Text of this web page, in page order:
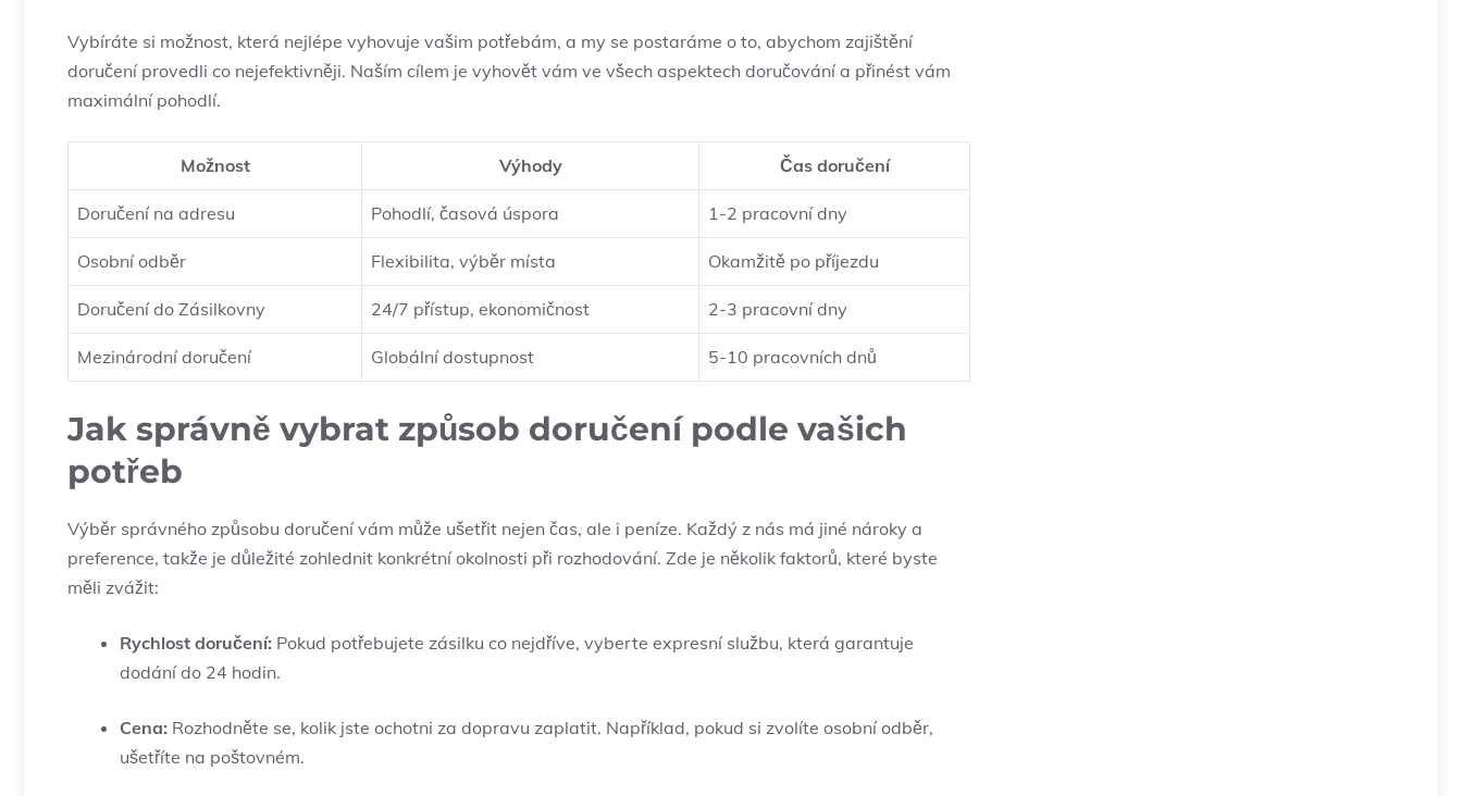
Vybíráte si možnost, která nejlépe vyhovuje vašim potřebám, a my se postaráme o to, abychom zajištění
doručení provedli co nejefektivněji. Naším cílem je vyhovět vám ve všech aspektech doručování a přinést vám
maximální pohodlí.
Možnost Výhody Čas doručení
Doručení na adresu Pohodlí, časová úspora 1-2 pracovní dny
Osobní odběr Flexibilita, výběr místa Okamžitě po příjezdu
Doručení do Zásilkovny 24/7 přístup, ekonomičnost 2-3 pracovní dny
Mezinárodní doručení Globální dostupnost 5-10 pracovních dnů
Jak správně vybrat způsob doručení podle vašich
potřeb
Výběr správného způsobu doručení vám může ušetřit nejen čas, ale i peníze. Každý z nás má jiné nároky a
preference, takže je důležité zohlednit konkrétní okolnosti při rozhodování. Zde je několik faktorů, které byste
měli zvážit:
Rychlost doručení: Pokud potřebujete zásilku co nejdříve, vyberte expresní službu, která garantuje
dodání do 24 hodin.
Cena: Rozhodněte se, kolik jste ochotni za dopravu zaplatit. Například, pokud si zvolíte osobní odběr,
ušetříte na poštovném.